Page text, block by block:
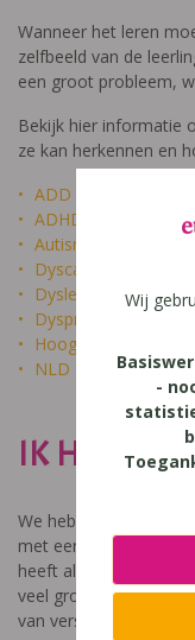
Wanneer het leren
zelfbeeld van de
een groot probleem,
Bekijk hier informatie
ze kan herkennen en
ADD
ADHD
Autisme
Dyscalculie
Dyslexie
Dyspraxie
Hoogbegaafdheid
NLD
IK HEET
We hebben een
met een leerstoornis.
heeft als doel aan te
veel groter is dan
van verschillende
Wij
-